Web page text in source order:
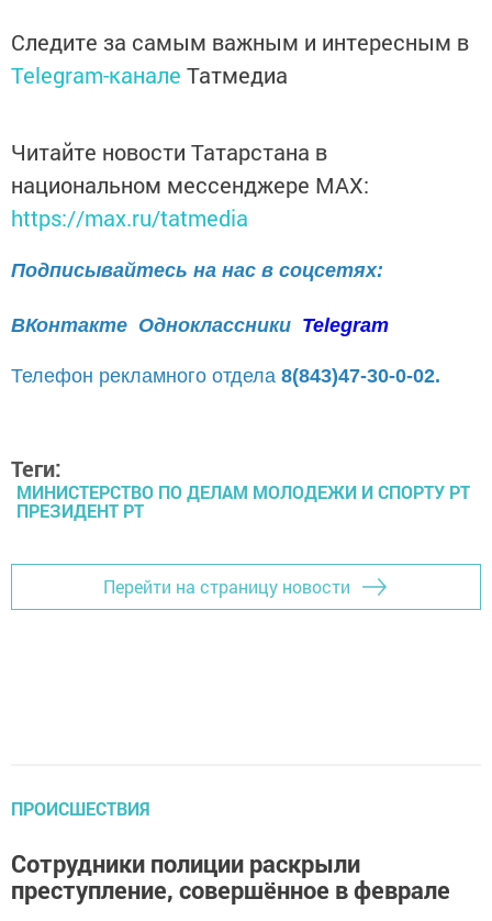
Следите за самым важным и интересным в
Telegram-канале Татмедиа
Читайте новости Татарстана в
национальном мессенджере MАХ:
https://max.ru/tatmedia
Подписывайтесь на нас в соцсетях:
ВКонтакте Одноклассники Telegram
Телефон рекламного отдела 8(843)47-30-0-02.
Теги:
МИНИСТЕРСТВО ПО ДЕЛАМ МОЛОДЕЖИ И СПОРТУ РТ
ПРЕЗИДЕНТ РТ
Перейти на страницу новости
ПРОИСШЕСТВИЯ
Сотрудники полиции раскрыли
преступление, совершённое в феврале